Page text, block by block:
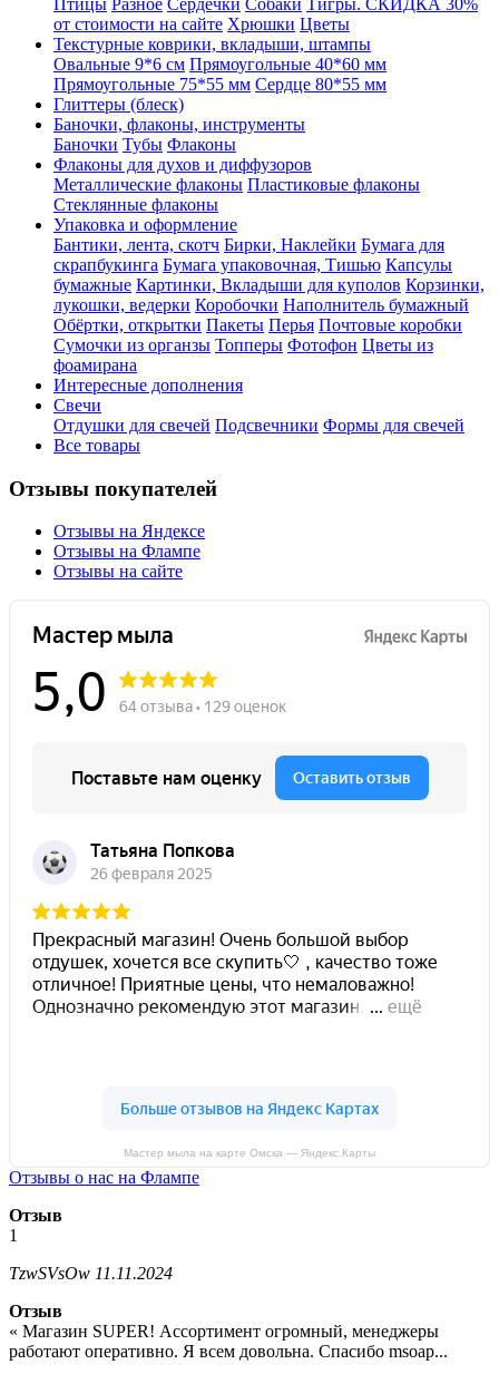
от стоимости на сайте Хрюшки Цветы
Текстурные коврики, вкладыши, штампы
Овальные 9*6 см Прямоугольные 40*60 мм
Прямоугольные 75*55 мм Сердце 80*55 мм
Глиттеры (блеск)
Баночки, флаконы, инструменты
Баночки Тубы Флаконы
Флаконы для духов и диффузоров
Металлические флаконы Пластиковые флаконы
Стеклянные флаконы
Упаковка и оформление
Бантики, лента, скотч Бирки, Наклейки Бумага для
скрапбукинга Бумага упаковочная, Тишью Капсулы
бумажные Картинки, Вкладыши для куполов Корзинки,
лукошки, ведерки Коробочки Наполнитель бумажный
Обёртки, открытки Пакеты Перья Почтовые коробки
Сумочки из органзы Топперы Фотофон Цветы из
фоамирана
Интересные дополнения
Свечи
Отдушки для свечей Подсвечники Формы для свечей
Все товары
Отзывы покупателей
Отзывы на Яндексе
Отзывы на Флампе
Отзывы на сайте
Мастер мыла на карте Омска — Яндекс.Карты
Отзывы о нас на Флампе
Отзыв
1
TzwSVsOw 11.11.2024
Отзыв
« Магазин SUPER! Ассортимент огромный, менеджеры
работают оперативно. Я всем довольна. Спасибо msoap...